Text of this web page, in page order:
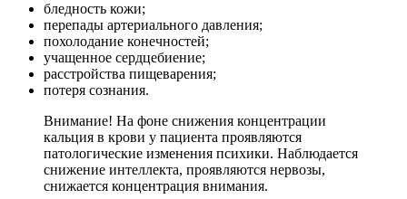
бледность кожи;
перепады артериального давления;
похолодание конечностей;
учащенное сердцебиение;
расстройства пищеварения;
потеря сознания.
Внимание! На фоне снижения концентрации
кальция в крови у пациента проявляются
патологические изменения психики. Наблюдается
снижение интеллекта, проявляются нервозы,
снижается концентрация внимания.